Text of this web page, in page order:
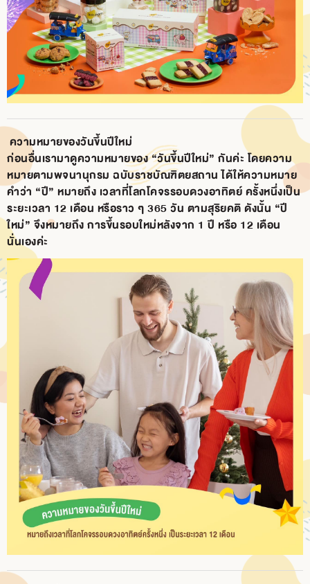
ความหมายของวันขึ้นปีใหม่
ก่อนอื่นเรามาดูความหมายของ “วันขึ้นปีใหม่” กันค่ะ โดยความ
หมายตามพจนานุกรม ฉบับราชบัณฑิตยสถาน ได้ให้ความหมาย
คำว่า “ปี” หมายถึง เวลาที่โลกโคจรรอบดวงอาทิตย์ ครั้งหนึ่งเป็น
ระยะเวลา 12 เดือน หรือราว ๆ 365 วัน ตามสุริยคติ ดังนั้น “ปี
ใหม่” จึงหมายถึง การขึ้นรอบใหม่หลังจาก 1 ปี หรือ 12 เดือน
นั่นเองค่ะ